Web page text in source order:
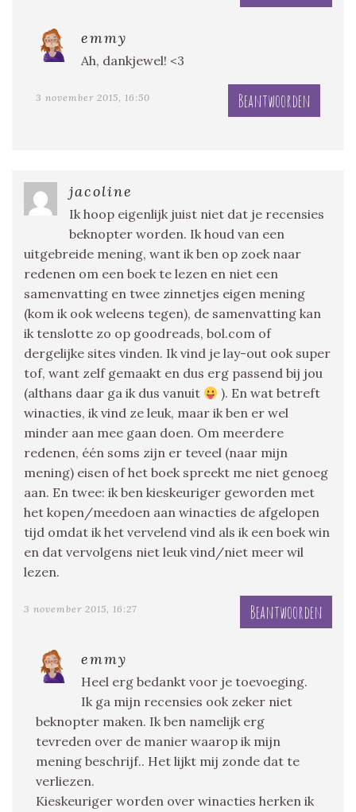
emmy
Ah, dankjewel! <3
3 november 2015, 16:50 Beantwoorden
jacoline
Ik hoop eigenlijk juist niet dat je recensies
beknopter worden. Ik houd van een
uitgebreide mening, want ik ben op zoek naar
redenen om een boek te lezen en niet een
samenvatting en twee zinnetjes eigen mening
(kom ik ook weleens tegen), de samenvatting kan
ik tenslotte zo op goodreads, bol.com of
dergelijke sites vinden. Ik vind je lay-out ook super
tof, want zelf gemaakt en dus erg passend bij jou
(althans daar ga ik dus vanuit
). En wat betreft
winacties, ik vind ze leuk, maar ik ben er wel
minder aan mee gaan doen. Om meerdere
redenen, één soms zijn er teveel (naar mijn
mening) eisen of het boek spreekt me niet genoeg
aan. En twee: ik ben kieskeuriger geworden met
het kopen/meedoen aan winacties de afgelopen
tijd omdat ik het vervelend vind als ik een boek win
en dat vervolgens niet leuk vind/niet meer wil
lezen.
3 november 2015, 16:27 Beantwoorden
emmy
Heel erg bedankt voor je toevoeging.
Ik ga mijn recensies ook zeker niet
beknopter maken. Ik ben namelijk erg
tevreden over de manier waarop ik mijn
mening beschrijf.. Het lijkt mij zonde dat te
verliezen.
Kieskeuriger worden over winacties herken ik